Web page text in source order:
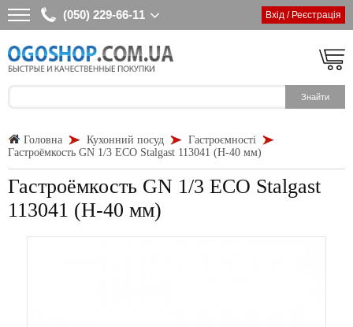
(050) 229-66-11 Вхід / Реєстрація
Головна Кухонний посуд
Гастроємності
Гастроёмкость GN 1/3 ECO Stalgast 113041 (Н-40 мм)
Гастроёмкость GN 1/3 ECO Stalgast
113041 (Н-40 мм)